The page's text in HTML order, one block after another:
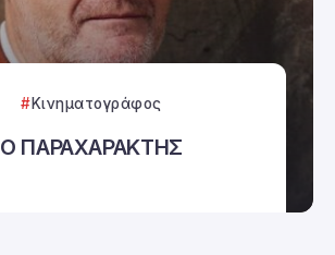
Κινηματογράφος
Ο ΠΑΡΑΧΑΡΑΚΤΗΣ